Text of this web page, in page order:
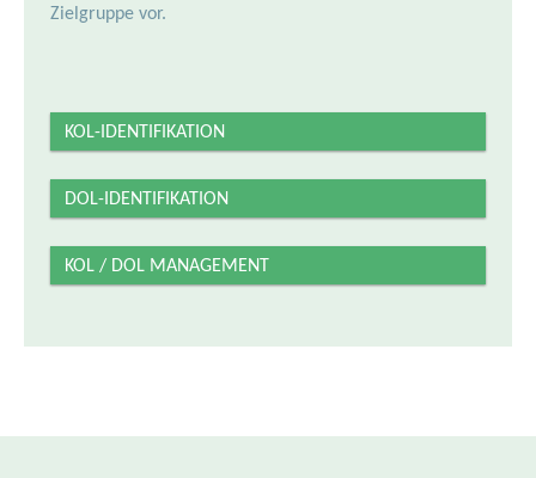
Zielgruppe vor.
KOL-IDENTIFIKATION
DOL-IDENTIFIKATION
KOL / DOL MANAGEMENT